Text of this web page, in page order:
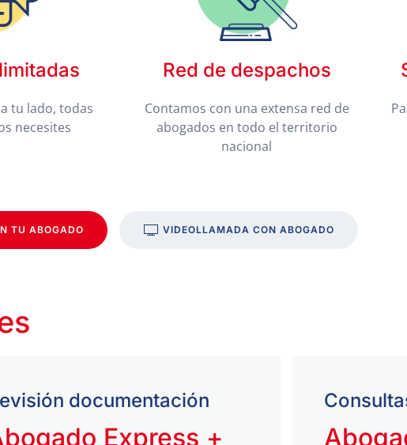
tu lado, todas
necesites
Red de despachos
Contamos con una extensa red de
abogados en todo el territorio
nacional
TU ABOGADO VIDEOLLAMADA CON ABOGADO
documentación
Express +